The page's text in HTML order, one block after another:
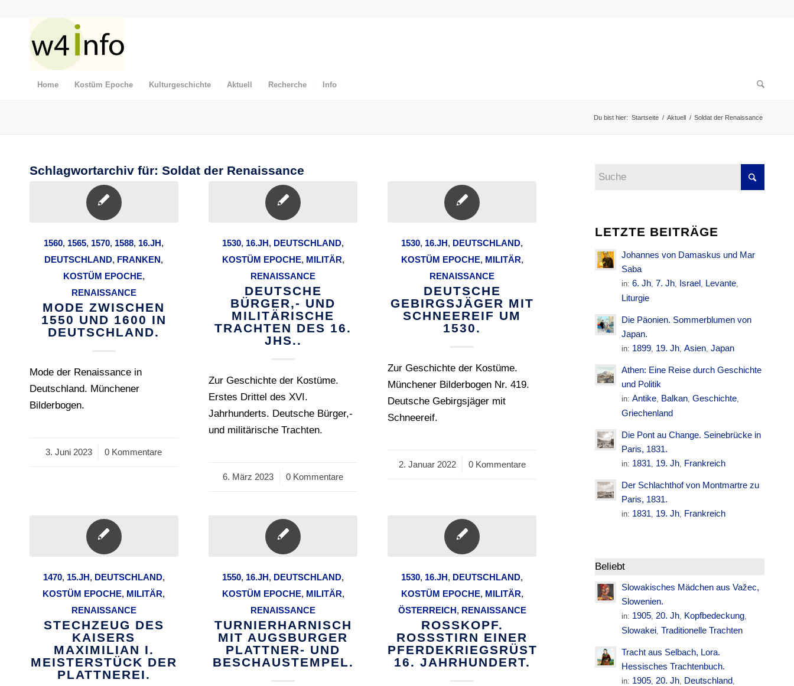
Home Kostüm Epoche Kulturgeschichte Aktuell Recherche Info
Du bist hier: Startseite / Aktuell / Soldat der Renaissance
Schlagwortarchiv für: Soldat der Renaissance
1560, 1565, 1570, 1588, 16.JH,
DEUTSCHLAND, FRANKEN,
KOSTÜM EPOCHE,
RENAISSANCE
MODE ZWISCHEN
1550 UND 1600 IN
DEUTSCHLAND.
Mode der Renaissance in
Deutschland. Münchener
Bilderbogen.
3. Juni 2023
/ 0 Kommentare
1530, 16.JH, DEUTSCHLAND,
KOSTÜM EPOCHE, MILITÄR,
RENAISSANCE
DEUTSCHE
BÜRGER,- UND
MILITÄRISCHE
TRACHTEN DES 16.
JHS..
Zur Geschichte der Kostüme.
Erstes Drittel des XVI.
Jahrhunderts. Deutsche Bürger,-
und militärische Trachten.
6. März 2023
/ 0 Kommentare
1530, 16.JH, DEUTSCHLAND,
KOSTÜM EPOCHE, MILITÄR,
RENAISSANCE
DEUTSCHE
GEBIRGSJÄGER MIT
SCHNEEREIF UM
1530.
Zur Geschichte der Kostüme.
Münchener Bilderbogen Nr. 419.
Deutsche Gebirgsjäger mit
Schneereif.
2. Januar 2022
/ 0 Kommentare
1470, 15.JH, DEUTSCHLAND,
KOSTÜM EPOCHE, MILITÄR,
RENAISSANCE
STECHZEUG DES
KAISERS
MAXIMILIAN I.
MEISTERSTÜCK DER
PLATTNEREI.
1550, 16.JH, DEUTSCHLAND,
KOSTÜM EPOCHE, MILITÄR,
RENAISSANCE
TURNIERHARNISCH
MIT AUGSBURGER
PLATTNER- UND
BESCHAUSTEMPEL.
1530, 16.JH, DEUTSCHLAND,
KOSTÜM EPOCHE, MILITÄR,
ÖSTERREICH, RENAISSANCE
ROSSKOPF.
ROSSSTIRN EINER
PFERDEKRIEGSRÜSTUNG.
16. JAHRHUNDERT.
LETZTE BEITRÄGE
Johannes von Damaskus und Mar
Saba
in:6. Jh, 7. Jh, Israel, Levante,
Liturgie
Die Päonien. Sommerblumen von
Japan.
in: 1899, 19. Jh,Asien,Japan
Athen: Eine Reise durch Geschichte
und Politik
in:Antike, Balkan,Geschichte,
Griechenland
Die Pont au Change. Seinebrücke in
Paris, 1831.
in: 1831, 19. Jh, Frankreich
Der Schlachthof von Montmartre zu
Paris, 1831.
in: 1831, 19. Jh, Frankreich
Beliebt
Slowakisches Mädchen aus Važec,
Slowenien.
in: 1905,20. Jh, Kopfbedeckung,
Slowakei, Traditionelle Trachten
Tracht aus Selbach, Lora.
Hessisches Trachtenbuch.
in: 1905,20. Jh, Deutschland,